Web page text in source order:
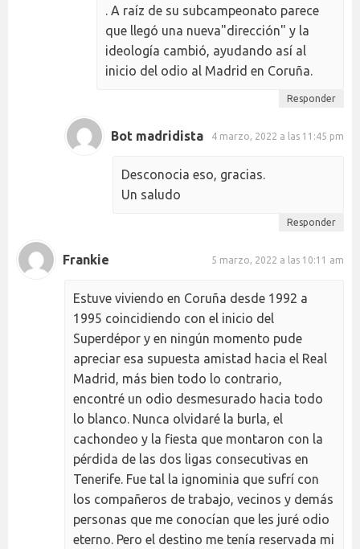
. A raíz de su subcampeonato parece
que llegó una nueva"dirección" y la
ideología cambió, ayudando así al
inicio del odio al Madrid en Coruña.
Responder
Bot madridista 4 marzo, 2022 a las 11:45 pm
Desconocia eso, gracias.
Un saludo
Responder
Frankie 5 marzo, 2022 a las 10:11 am
Estuve viviendo en Coruña desde 1992 a
1995 coincidiendo con el inicio del
Superdépor y en ningún momento pude
apreciar esa supuesta amistad hacia el Real
Madrid, más bien todo lo contrario,
encontré un odio desmesurado hacia todo
lo blanco. Nunca olvidaré la burla, el
cachondeo y la fiesta que montaron con la
pérdida de las dos ligas consecutivas en
Tenerife. Fue tal la ignominia que sufrí con
los compañeros de trabajo, vecinos y demás
personas que me conocían que les juré odio
eterno. Pero el destino me tenía reservada mi